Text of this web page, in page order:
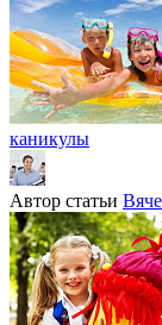
каникулы
Автор статьи